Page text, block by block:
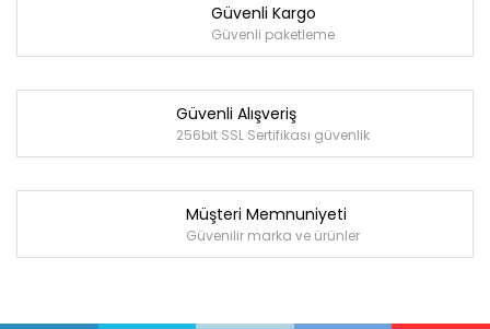
Güvenli Kargo
Güvenli paketleme
Güvenli Alışveriş
256bit SSL Sertifikası güvenlik
Müşteri Memnuniyeti
Güvenilir marka ve ürünler